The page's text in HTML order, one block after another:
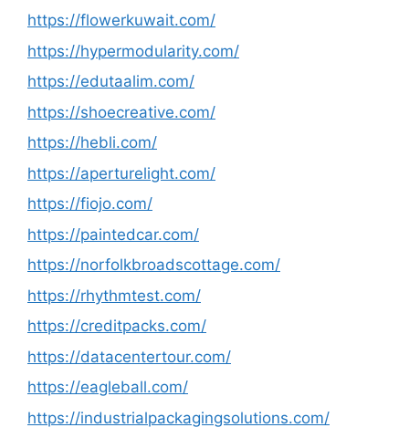
https://flowerkuwait.com/
https://hypermodularity.com/
https://edutaalim.com/
https://shoecreative.com/
https://hebli.com/
https://aperturelight.com/
https://fiojo.com/
https://paintedcar.com/
https://norfolkbroadscottage.com/
https://rhythmtest.com/
https://creditpacks.com/
https://datacentertour.com/
https://eagleball.com/
https://industrialpackagingsolutions.com/